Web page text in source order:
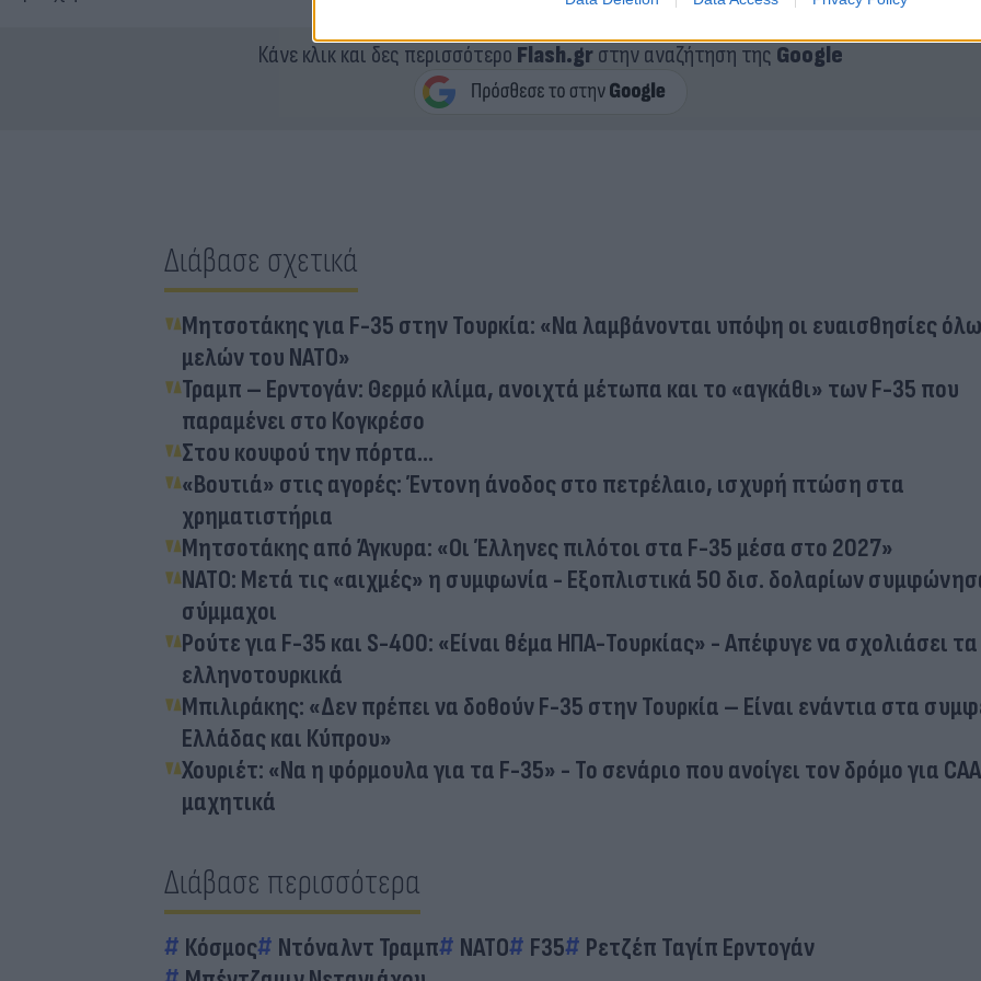
Κάνε κλικ και δες περισσότερο Flash.grστην αναζήτηση της Google
Διάβασε σχετικά
Μητσοτάκης για F-35 στην Τουρκία: «Να λαμβάνονται υπόψη οι ευαισθησίες
μελών του ΝΑΤΟ»
Τραμπ – Ερντογάν: Θερμό κλίμα, ανοιχτά μέτωπα και το «αγκάθι» των F-35 που
παραμένει στο Κογκρέσο
Στου κουφού την πόρτα…
«Βουτιά» στις αγορές: Έντονη άνοδος στο πετρέλαιο, ισχυρή πτώση στα
χρηματιστήρια
Μητσοτάκης από Άγκυρα: «Οι Έλληνες πιλότοι στα F-35 μέσα στο 2027»
NATO: Μετά τις «αιχμές» η συμφωνία - Εξοπλιστικά 50 δισ. δολαρίων
σύμμαχοι
Ρούτε για F-35 και S-400: «Είναι θέμα ΗΠΑ-Τουρκίας» - Απέφυγε να σχολιάσει τα
ελληνοτουρκικά
Μπιλιράκης: «Δεν πρέπει να δοθούν F-35 στην Τουρκία – Είναι ενάντια στα
Ελλάδας και Κύπρου»
Χουριέτ: «Να η φόρμουλα για τα F-35» - Το σενάριο που ανοίγει τον δρόμο για
μαχητικά
Διάβασε περισσότερα
Κόσμος Ντόναλντ Τραμπ ΝΑΤΟ F35
Ρετζέπ Ταγίπ Ερντογάν